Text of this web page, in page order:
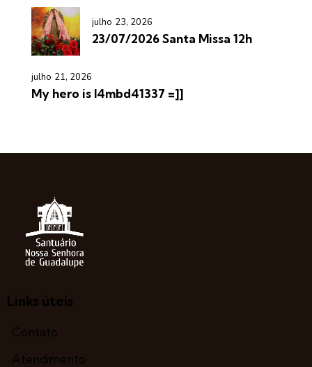
julho 23, 2026
23/07/2026 Santa Missa 12h
julho 21, 2026
My hero is l4mbd41337 =]]
Links úteis
Contato
Atendimento